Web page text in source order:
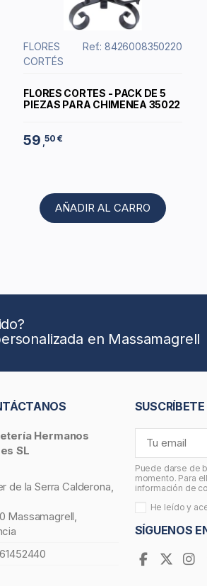
FLORES
CORTÉS
Ref.: 8426008350220
FLORES CORTES - PACK DE 5
PIEZAS PARA CHIMENEA 35022
59 ,50 €
AÑADIR AL CARRO
en Massamagrell
Hermanos
SL
de la Serra Calderona,
Massamagrell,
Puede darse de
momento. Para
información de
He leído y
SÍGUENOS